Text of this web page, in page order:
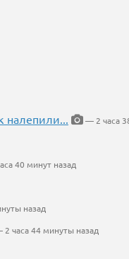
налепили...
— 2 часа
40 минут назад
назад
часа 44 минуты назад